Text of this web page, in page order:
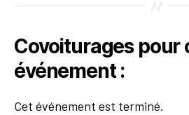
Covoiturages pour
événement :
Cet événement est terminé.